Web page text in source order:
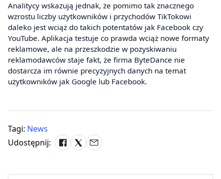
Analitycy wskazują jednak, że pomimo tak znacznego
wzrostu liczby użytkowników i przychodów TikTokowi
daleko jest wciąż do takich potentatów jak Facebook czy
YouTube. Aplikacja testuje co prawda wciąż nowe formaty
reklamowe, ale na przeszkodzie w pozyskiwaniu
reklamodawców staje fakt, że firma ByteDance nie
dostarcza im równie precyzyjnych danych na temat
użytkowników jak Google lub Facebook.
Tagi: News
Udostępnij: